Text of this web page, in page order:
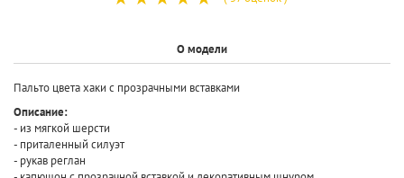
О модели
Пальто цвета хаки с прозрачными вставками
Описание:
- из мягкой шерсти
- приталенный силуэт
- рукав реглан